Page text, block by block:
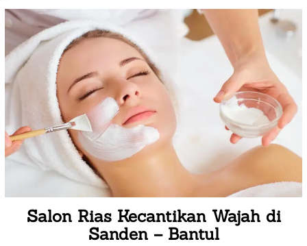
Salon Rias Kecantikan Wajah di
Sanden – Bantul